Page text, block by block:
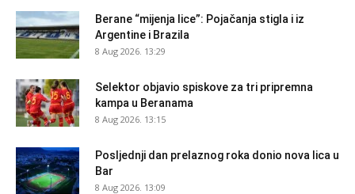
Berane “mijenja lice”: Pojačanja stigla i iz
Argentine i Brazila
8 Aug 2026. 13:29
Selektor objavio spiskove za tri pripremna
kampa u Beranama
8 Aug 2026. 13:15
Posljednji dan prelaznog roka donio nova lica u
Bar
8 Aug 2026. 13:09